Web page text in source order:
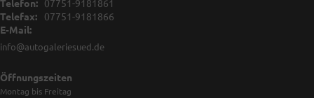
Telefon:
07751-9181861
Telefax:
07751-9181866
E-Mail:
info@autogaleriesued.de
Öffnungszeiten
Montag bis Freitag